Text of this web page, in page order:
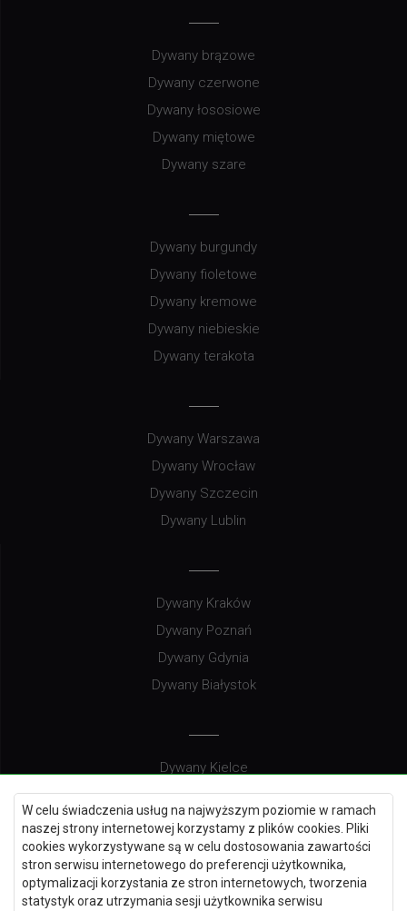
W celu świadczenia usług na najwyższym poziomie w ramach
naszej strony internetowej korzystamy z plików cookies. Pliki
cookies wykorzystywane są w celu dostosowania zawartości
stron serwisu internetowego do preferencji użytkownika,
optymalizacji korzystania ze stron internetowych, tworzenia
statystyk oraz utrzymania sesji użytkownika serwisu
Dywany brązowe
Dywany czerwone
Dywany łososiowe
Dywany miętowe
Dywany szare
Dywany burgundy
Dywany fioletowe
Dywany kremowe
Dywany niebieskie
Dywany terakota
Dywany Warszawa
Dywany Wrocław
Dywany Szczecin
Dywany Lublin
Dywany Kraków
Dywany Poznań
Dywany Gdynia
Dywany Białystok
Dywany Kielce
Dywany Gdańsk
Dywany Toruń
Dywany Bydgoszcz